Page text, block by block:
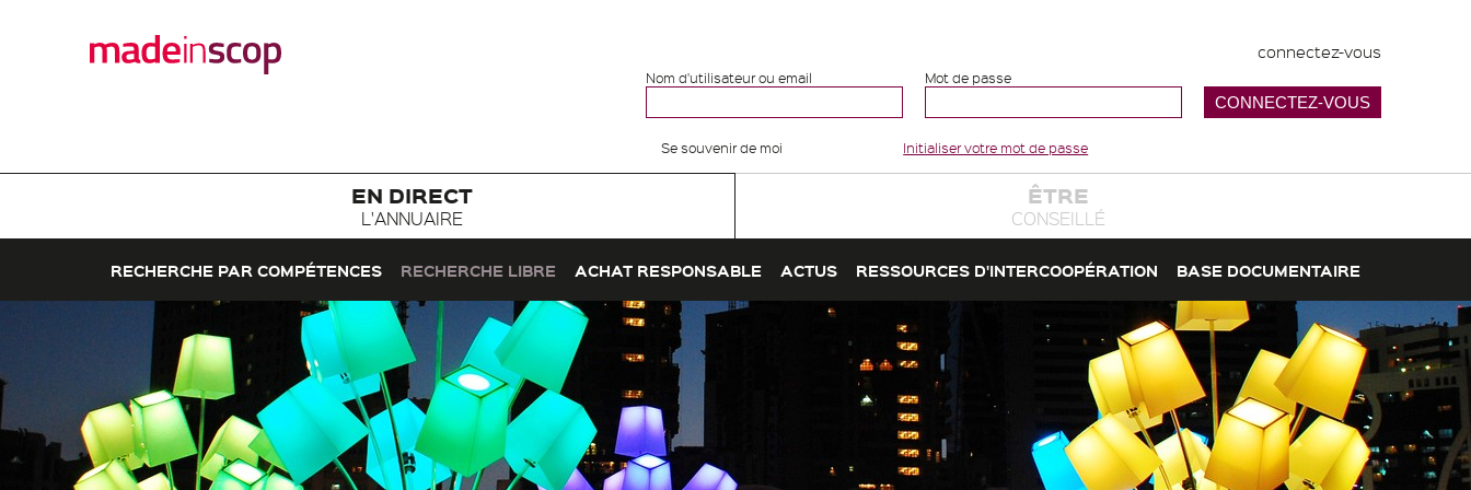
connectez-vous
Nom d'utilisateur ou email Mot de passe
Se souvenir de moi Initialiser votre mot de passe
EN DIRECT
L'ANNUAIRE
ÊTRE
CONSEILLÉ
RECHERCHE PAR COMPÉTENCES RECHERCHE LIBRE ACHAT RESPONSABLE ACTUS RESSOURCES D'INTERCOOPÉRATION BASE DOCUMENTAIRE